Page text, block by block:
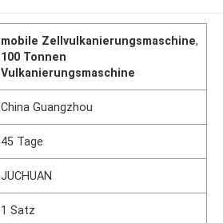
mobile Zellvulkanierungsmaschine,
100 Tonnen
Vulkanierungsmaschine
China Guangzhou
45 Tage
JUCHUAN
1 Satz